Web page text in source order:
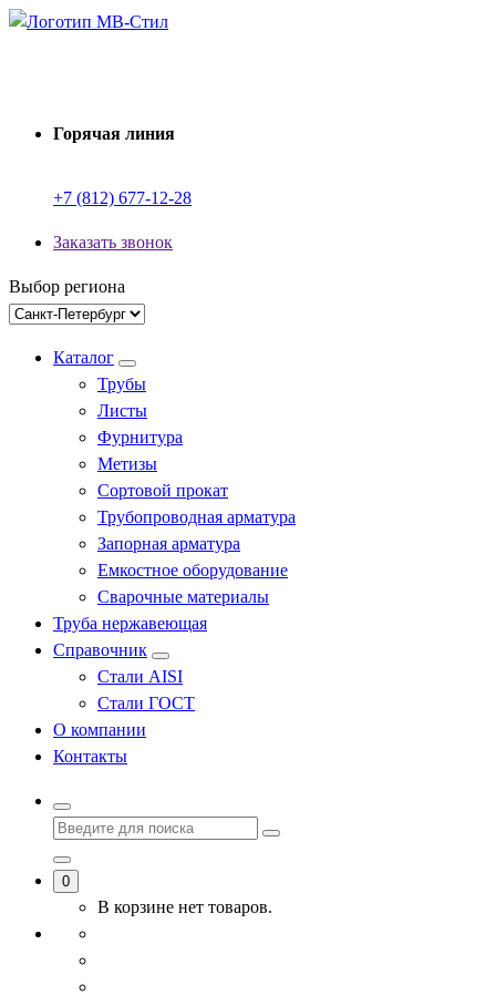
Перейти
Горячая линия
+7 (812) 677-12-28
Заказать звонок
Выбор региона
Каталог
Трубы
Листы
Фурнитура
Метизы
Сортовой прокат
Трубопроводная арматура
Запорная арматура
Емкостное оборудование
Сварочные материалы
Труба нержавеющая
Справочник
Стали AISI
Стали ГОСТ
О компании
Контакты
0
В корзине нет товаров.